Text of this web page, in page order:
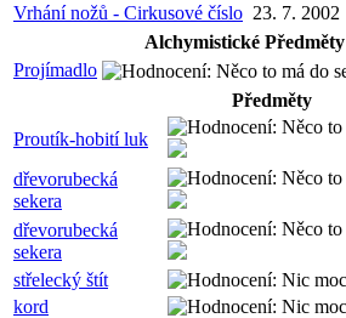
Vrhání nožů - Cirkusové číslo 23. 7. 2002
Alchymistické Předměty
Projímadlo
Předměty
Proutík-hobití luk
dřevorubecká
sekera
dřevorubecká
sekera
střelecký štít
kord